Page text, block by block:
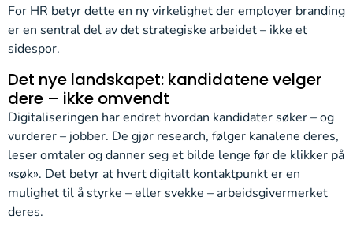
For HR betyr dette en ny virkelighet der employer branding
er en sentral del av det strategiske arbeidet – ikke et
sidespor.
Det nye landskapet: kandidatene velger
dere – ikke omvendt
Digitaliseringen har endret hvordan kandidater søker – og
vurderer – jobber. De gjør research, følger kanalene deres,
leser omtaler og danner seg et bilde lenge før de klikker på
«søk». Det betyr at hvert digitalt kontaktpunkt er en
mulighet til å styrke – eller svekke – arbeidsgivermerket
deres.